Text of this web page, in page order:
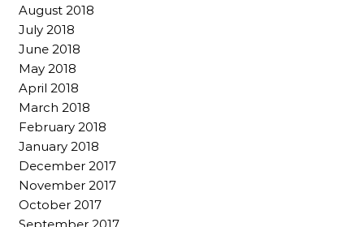
August 2018
July 2018
June 2018
May 2018
April 2018
March 2018
February 2018
January 2018
December 2017
November 2017
October 2017